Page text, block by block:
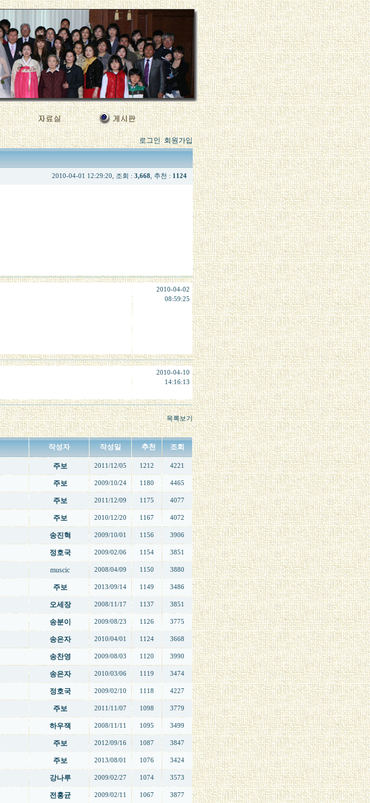
로그인 회원가입
2010-04-01 12:29:20, 조회 : 3,668 , 추천 : 1124
2010-04-02
08:59:25
2010-04-10
14:16:13
목록보기
작성자 작성일 추천 조회
주보 2011/12/05 1212 4221
주보 2009/10/24 1180 4465
주보 2011/12/09 1175 4077
주보 2010/12/20 1167 4072
송진혁 2009/10/01 1156 3906
정호국 2009/02/06 1154 3851
muscic 2008/04/09 1150 3880
주보 2013/09/14 1149 3486
오세장 2008/11/17 1137 3851
송분이 2009/08/23 1126 3775
송은자 2010/04/01 1124 3668
송찬영 2009/08/03 1120 3990
송은자 2010/03/06 1119 3474
정호국 2009/02/10 1118 4227
주보 2011/11/07 1098 3779
하우잭 2008/11/11 1095 3499
주보 2012/09/16 1087 3847
주보 2013/08/01 1076 3424
강나루 2009/02/27 1074 3573
전홍균 2009/02/11 1067 3877